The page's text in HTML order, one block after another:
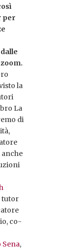
per
la
La
di
anche
tutor
co-
,